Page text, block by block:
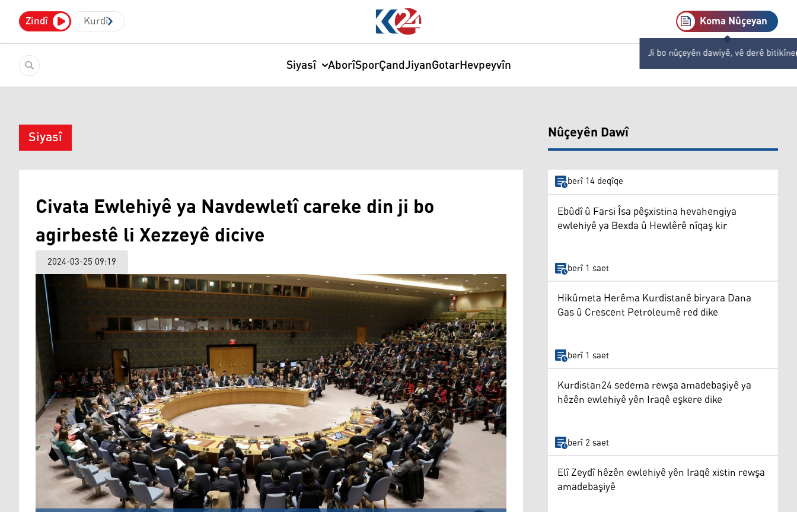
Zindî Kurdî Koma Nûçeyan
Ji bo nûçeyên dawiyê, vê derê bitikîne
Siyasî AborîSporÇandJiyanGotarHevpeyvîn
Siyasî
Civata Ewlehiyê ya Navdewletî careke din ji bo
agirbestê li Xezzeyê dicive
2024-03-25 09:19
Nûçeyên Dawî
berî 14 deqîqe
Ebûdî û Farsi Îsa pêşxistina hevahengiya
ewlehiyê ya Bexda û Hewlêrê nîqaş kir
berî 1 saet
Hikûmeta Herêma Kurdistanê biryara Dana
Gas û Crescent Petroleumê red dike
berî 1 saet
Kurdistan24 sedema rewşa amadebaşiyê ya
hêzên ewlehiyê yên Iraqê eşkere dike
berî 2 saet
Elî Zeydî hêzên ewlehiyê yên Iraqê xistin rewşa
amadebaşiyê